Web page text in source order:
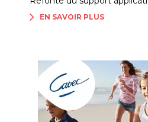
EN SAVOIR PLUS